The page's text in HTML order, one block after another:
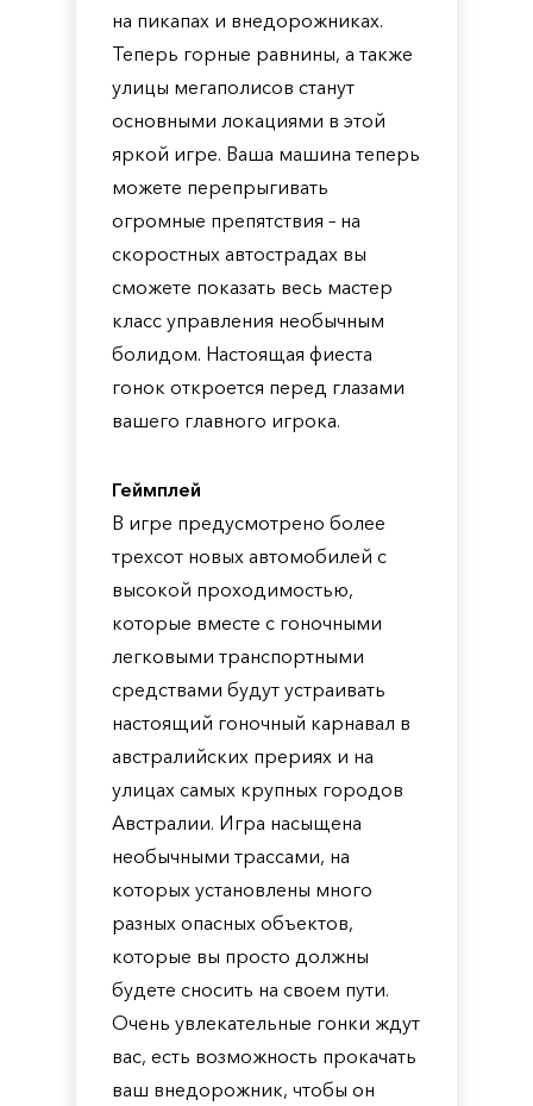
на пикапах и внедорожниках.
Теперь горные равнины, а также
улицы мегаполисов станут
основными локациями в этой
яркой игре. Ваша машина теперь
можете перепрыгивать
огромные препятствия – на
скоростных автострадах вы
сможете показать весь мастер
класс управления необычным
болидом. Настоящая фиеста
гонок откроется перед глазами
вашего главного игрока.
Геймплей
В игре предусмотрено более
трехсот новых автомобилей с
высокой проходимостью,
которые вместе с гоночными
легковыми транспортными
средствами будут устраивать
настоящий гоночный карнавал в
австралийских прериях и на
улицах самых крупных городов
Австралии. Игра насыщена
необычными трассами, на
которых установлены много
разных опасных объектов,
которые вы просто должны
будете сносить на своем пути.
Очень увлекательные гонки ждут
вас, есть возможность прокачать
ваш внедорожник, чтобы он